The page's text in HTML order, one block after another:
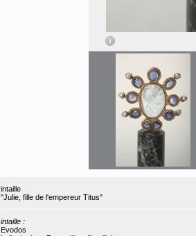
intaille
"Julie, fille de l'empereur Titus"
intaille :
Evodos